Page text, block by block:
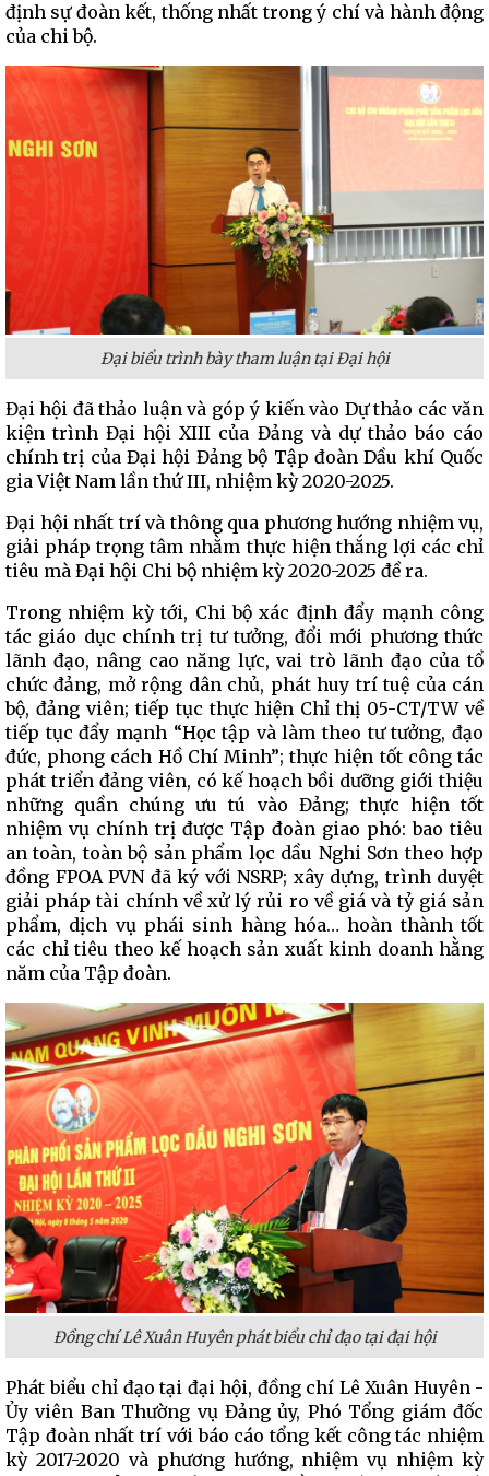
định sự đoàn kết, thống nhất trong ý chí và hành động
của chi bộ.
Đại biểu trình bày tham luận tại Đại hội
Đại hội đã thảo luận và góp ý kiến vào Dự thảo các văn
kiện trình Đại hội XIII của Đảng và dự thảo báo cáo
chính trị của Đại hội Đảng bộ Tập đoàn Dầu khí Quốc
gia Việt Nam lần thứ III, nhiệm kỳ 2020-2025.
Đại hội nhất trí và thông qua phương hướng nhiệm vụ,
giải pháp trọng tâm nhằm thực hiện thắng lợi các chỉ
tiêu mà Đại hội Chi bộ nhiệm kỳ 2020-2025 đề ra.
Trong nhiệm kỳ tới, Chi bộ xác định đẩy mạnh công
tác giáo dục chính trị tư tưởng, đổi mới phương thức
lãnh đạo, nâng cao năng lực, vai trò lãnh đạo của tổ
chức đảng, mở rộng dân chủ, phát huy trí tuệ của cán
bộ, đảng viên; tiếp tục thực hiện Chỉ thị 05-CT/TW về
tiếp tục đẩy mạnh “Học tập và làm theo tư tưởng, đạo
đức, phong cách Hồ Chí Minh”; thực hiện tốt công tác
phát triển đảng viên, có kế hoạch bồi dưỡng giới thiệu
những quần chúng ưu tú vào Đảng; thực hiện tốt
nhiệm vụ chính trị được Tập đoàn giao phó: bao tiêu
an toàn, toàn bộ sản phẩm lọc dầu Nghi Sơn theo hợp
đồng FPOA PVN đã ký với NSRP; xây dựng, trình duyệt
giải pháp tài chính về xử lý rủi ro về giá và tỷ giá sản
phẩm, dịch vụ phái sinh hàng hóa… hoàn thành tốt
các chỉ tiêu theo kế hoạch sản xuất kinh doanh hằng
năm của Tập đoàn.
Đồng chí Lê Xuân Huyên phát biểu chỉ đạo tại đại hội
Phát biểu chỉ đạo tại đại hội, đồng chí Lê Xuân Huyên -
Ủy viên Ban Thường vụ Đảng ủy, Phó Tổng giám đốc
Tập đoàn nhất trí với báo cáo tổng kết công tác nhiệm
kỳ 2017-2020 và phương hướng, nhiệm vụ nhiệm kỳ